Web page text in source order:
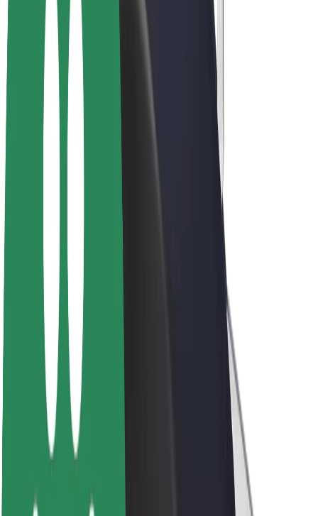
Bolt Plus
გამოიმუშავე Bolt-თან ერთად
მძღოლები
მძღოლის შემოსავლები
კურიერები
ვაკანსიები
Bolt-ის შესახებ
Bolt და ეკომეგობრულობა
ნულოვანი პროექტი
ბლოგი
სიახლეები
ბრენდის გზამკვლევი
მისია
ლიდერობა